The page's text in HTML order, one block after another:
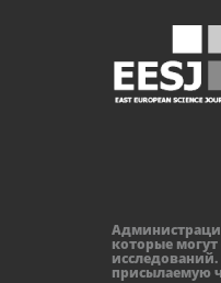
которые
присылаемую